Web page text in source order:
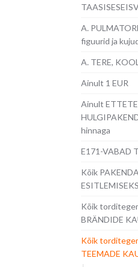
A.
figuurid ja
A. TERE,
Ainult 1 EUR
Ainult
hinnaga
E171-VABAD
Kõik
ESITLEMISEKS
Kõik
BRÄNDIDE
Kõik
TEEMADE